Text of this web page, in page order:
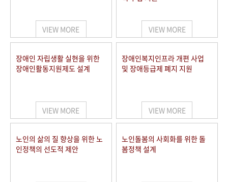
VIEW MORE VIEW MORE
장애인 자립생활 실현을 위한
장애인활동지원제도 설계
VIEW MORE
장애인복지인프라 개편 사업
및 장애등급제 폐지 지원
VIEW MORE
노인의 삶의 질 향상을 위한 노
인정책의 선도적 제안
노인돌봄의 사회화를 위한 돌
봄정책 설계